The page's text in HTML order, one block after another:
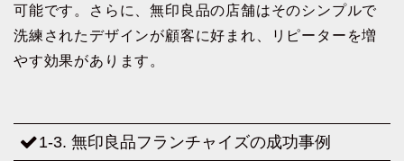
可能です。さらに、無印良品の店舗はそのシンプルで
洗練されたデザインが顧客に好まれ、リピーターを増
やす効果があります。
1-3. 無印良品フランチャイズの成功事例